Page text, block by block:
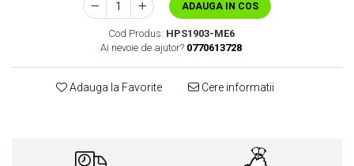
ADAUGA IN COS
Cod Produs: HPS1903-ME6
Ai nevoie de ajutor? 0770613728
Adauga la Favorite Cere informatii